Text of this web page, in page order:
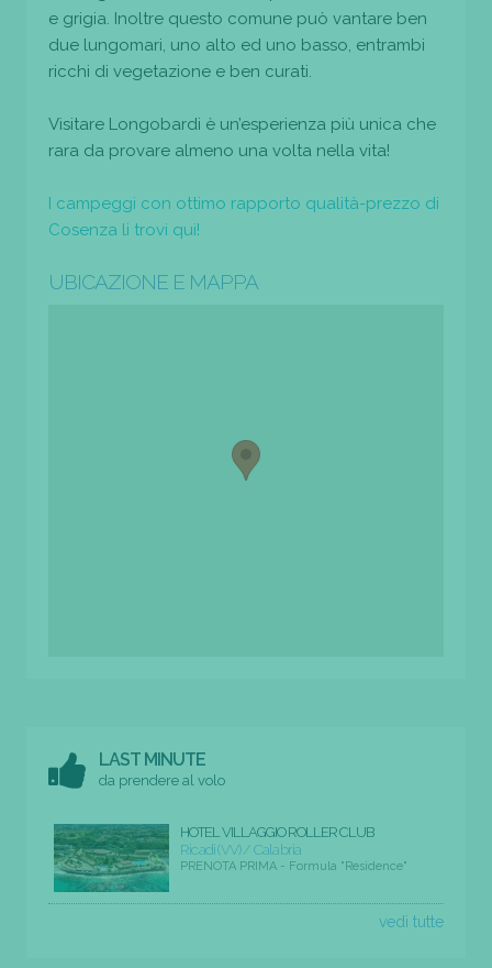
e grigia. Inoltre questo comune può vantare ben
due lungomari, uno alto ed uno basso, entrambi
ricchi di vegetazione e ben curati.
Visitare Longobardi è un’esperienza più unica che
rara da provare almeno una volta nella vita!
I campeggi con ottimo rapporto qualità-prezzo di
Cosenza li trovi qui!
UBICAZIONE E MAPPA
LAST MINUTE
da prendere al volo
HOTEL VILLAGGIO ROLLER CLUB
Ricadi (VV) / Calabria
PRENOTA PRIMA - Formula "Residence"
vedi tutte